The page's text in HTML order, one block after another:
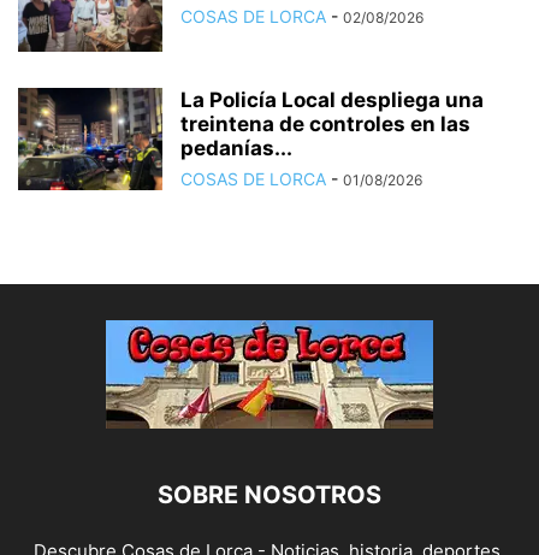
COSAS DE LORCA - 02/08/2026
La Policía Local despliega una
treintena de controles en las
pedanías...
COSAS DE LORCA - 01/08/2026
SOBRE NOSOTROS